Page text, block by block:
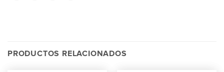
PRODUCTOS RELACIONADOS